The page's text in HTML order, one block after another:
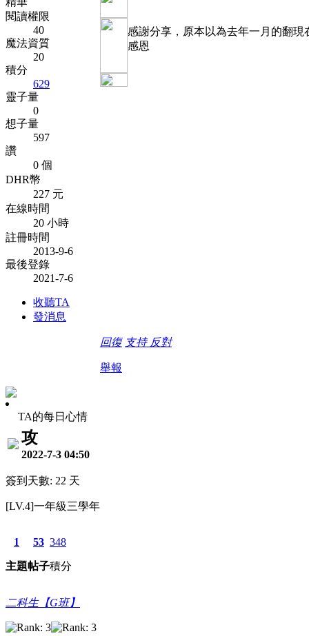
閱讀權限
40
魔法資質
20
積分
629
靈子量
0
想子量
597
讚
0 個
DHR幣
227 元
在線時間
20 小時
註冊時間
2013-9-6
最後登錄
2021-7-6
收聽TA
發消息
感謝分享，原本以為去年一月的翻
感恩
回復 支持 反對
舉報
TA的每日心情
攻
2022-7-3 04:50
簽到天數: 22 天
[LV.4]一年級三學年
1
主題
53
帖子
348
積分
二科生【G班】